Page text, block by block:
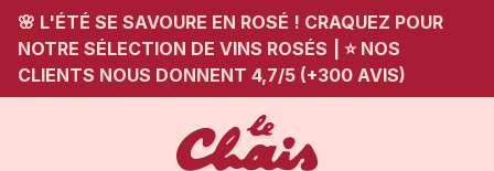
🌸 L'ÉTÉ SE SAVOURE EN ROSÉ ! CRAQUEZ POUR
NOTRE SÉLECTION DE VINS ROSÉS
⭐ NOS
CLIENTS NOUS DONNENT 4,7/5 (+300 AVIS)